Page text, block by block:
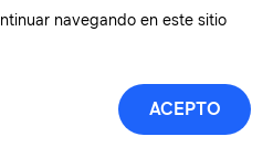
navegando en este sitio
ACEPTO